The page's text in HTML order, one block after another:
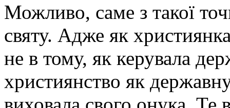
Можливо, саме з такої
святу. Адже як
не в тому, як керувала
християнство як